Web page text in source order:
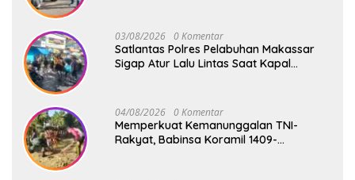
03/08/2026 0 Komentar
Satlantas Polres Pelabuhan Makassar
Sigap Atur Lalu Lintas Saat Kapal
04/08/2026 0 Komentar
Memperkuat Kemanunggalan TNI-
Rakyat, Babinsa Koramil 1409-